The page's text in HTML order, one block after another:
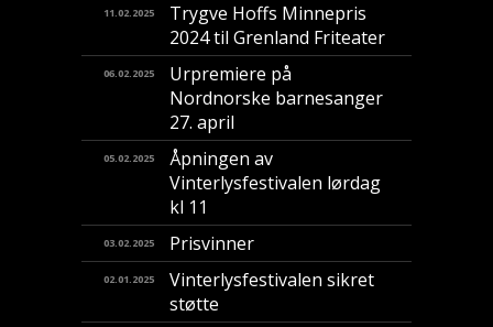
11.02.2025
Trygve Hoffs Minnepris
2024 til Grenland Friteater
06.02.2025
Urpremiere på
Nordnorske barnesanger
27. april
05.02.2025
Åpningen av
Vinterlysfestivalen lørdag
kl 11
03.02.2025 Prisvinner
02.01.2025
Vinterlysfestivalen sikret
støtte